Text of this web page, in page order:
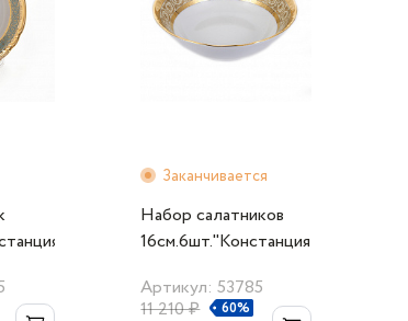
Заканчивается
Набор салатников
16см.6шт."Констанция
Артикул: 53785
11 210 ₽
60%